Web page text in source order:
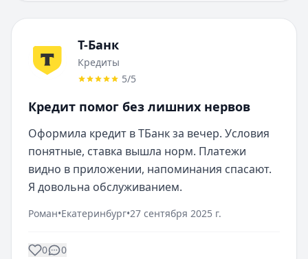
Т-Банк
Кредиты
5/5
Кредит помог без лишних нервов
Оформила кредит в ТБанк за вечер. Условия
понятные, ставка вышла норм. Платежи
видно в приложении, напоминания спасают.
Я довольна обслуживанием.
Роман•Екатеринбург•27 сентября 2025 г.
0 0